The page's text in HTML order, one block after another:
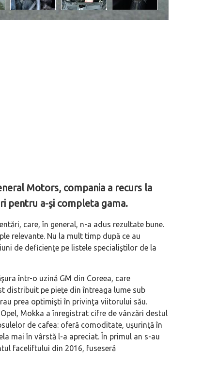
Motors, compania a recurs la
pentru a-şi completa gama.
care, în general, n-a adus rezultate bune.
relevante. Nu la mult timp după ce au
de deficienţe pe listele specialiştilor de la
într-o uzină GM din Coreea, care
distribuit pe pieţe din întreaga lume sub
prea optimişti în privinţa viitorului său.
Mokka a înregistrat cifre de vânzări destul
de cafea: oferă comoditate, uşurinţă în
mai în vârstă l-a apreciat. În primul an s-au
faceliftului din 2016, fuseseră